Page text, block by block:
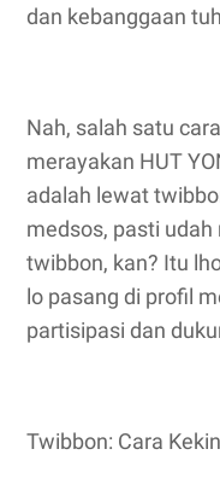
dan kebanggaan
Nah, salah satu
merayakan HUT
adalah lewat
medsos, pasti
twibbon, kan? Itu
lo pasang di profil
partisipasi dan
Twibbon: Cara